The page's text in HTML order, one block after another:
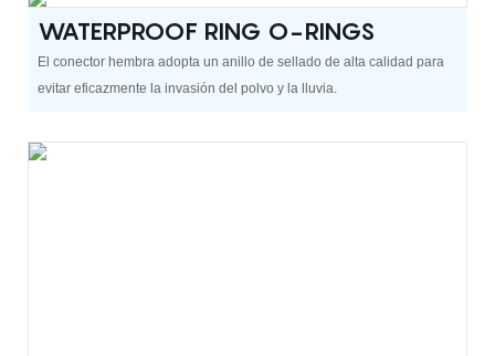
WATERPROOF RING O-RINGS
El conector hembra adopta un anillo de sellado de alta calidad para
evitar eficazmente la invasión del polvo y la lluvia.